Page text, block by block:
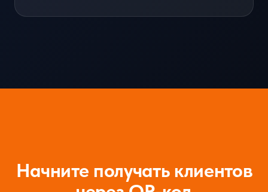
Начните получать клиентов